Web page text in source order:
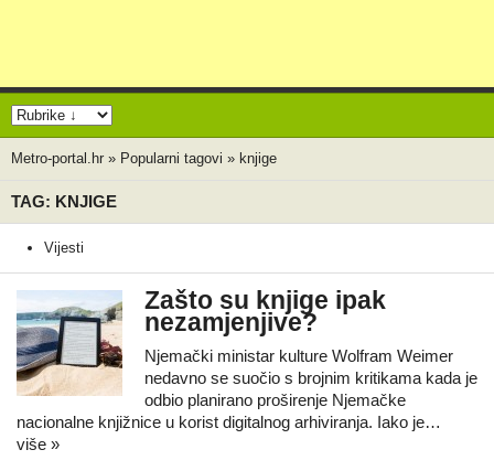
Metro-portal.hr » Popularni tagovi » knjige
TAG: KNJIGE
Vijesti
Zašto su knjige ipak
nezamjenjive?
Njemački ministar kulture Wolfram Weimer
nedavno se suočio s brojnim kritikama kada je
odbio planirano proširenje Njemačke
nacionalne knjižnice u korist digitalnog arhiviranja. Iako je…
više »